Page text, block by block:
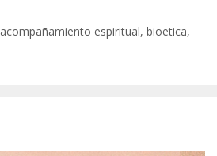
acompañamiento espiritual,bioetica,